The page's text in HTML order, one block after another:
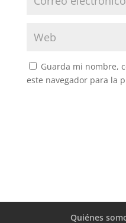
Guarda mi nombre,
este navegador para la
Quiénes